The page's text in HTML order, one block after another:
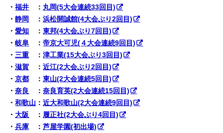
・福井 ： 丸岡(5大会連続33回目)
・静岡 ：浜松開誠館(4大会ぶり2回目)
・愛知 ：東邦(4大会ぶり7回目)
・岐阜 ：帝京大可児(４大会連続9回目)
・ 三重 ：津工業(15大会ぶり3回目)
・滋賀 ：近江(2大会ぶり2回目)
・京都 ：東山(2大会連続5回目)
・奈良 ：奈良育英(2大会連続15回目)
・和歌山 ：近大和歌山(2大会連続9回目)
・大阪 ： 履正社(2大会ぶり4回目)
・兵庫 ：芦屋学園(初出場)